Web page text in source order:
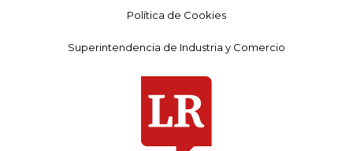
Política de Cookies
Superintendencia de Industria y Comercio